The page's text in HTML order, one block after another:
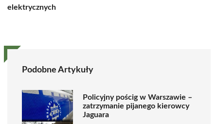
elektrycznych
Podobne Artykuły
Policyjny pościg w Warszawie –
zatrzymanie pijanego kierowcy
Jaguara